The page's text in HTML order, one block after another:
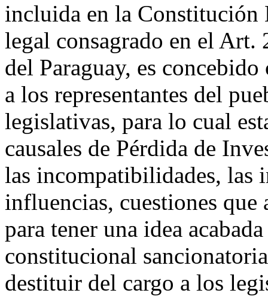
incluida en la Constitución
legal consagrado en el
del Paraguay, es
a los representantes del
legislativas, para lo cual
causales de Pérdida de
las incompatibilidades, las
influencias, cuestiones
para tener una idea
constitucional
destituir del cargo a los